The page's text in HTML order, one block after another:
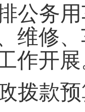
公务
维修
作开
拨款